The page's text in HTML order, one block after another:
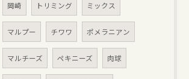
岡崎 トリミング ミックス
マルプー チワワ ポメラニアン
マルチーズ ペキニーズ 肉球